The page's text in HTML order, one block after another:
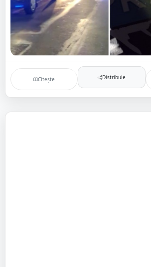
Citește Distribuie